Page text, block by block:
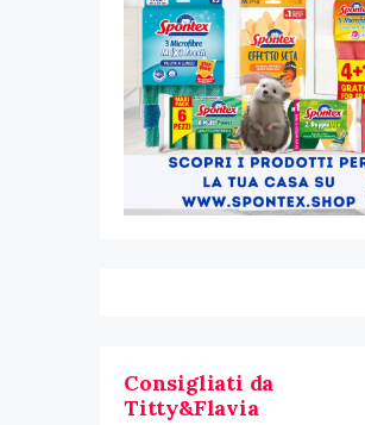
Consigliati da
Titty&Flavia